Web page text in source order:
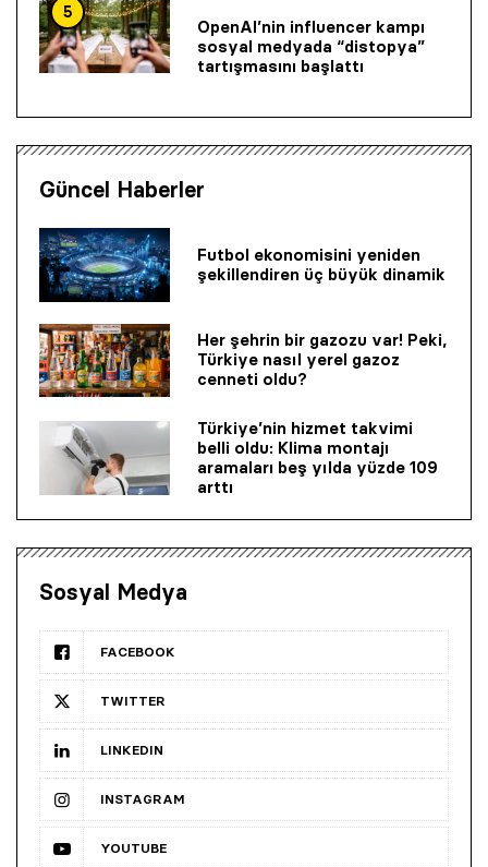
5
OpenAI’nin influencer kampı
sosyal medyada “distopya”
tartışmasını başlattı
Güncel Haberler
Futbol ekonomisini yeniden
şekillendiren üç büyük dinamik
Her şehrin bir gazozu var! Peki,
Türkiye nasıl yerel gazoz
cenneti oldu?
Türkiye’nin hizmet takvimi
belli oldu: Klima montajı
aramaları beş yılda yüzde 109
arttı
Sosyal Medya
FACEBOOK
TWITTER
LINKEDIN
INSTAGRAM
YOUTUBE